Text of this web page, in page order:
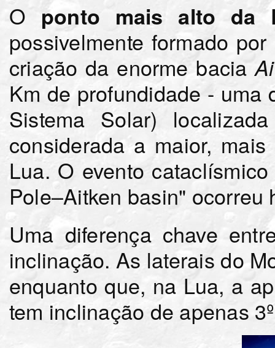
O ponto mais alto da
possivelmente formado
criação da enorme bacia
Km de profundidade - uma
Sistema Solar)
considerada a maior,
Lua. O evento
Pole–Aitken basin"
Uma diferença chave
inclinação. As laterais do
enquanto que, na Lua, a
tem inclinação de apenas